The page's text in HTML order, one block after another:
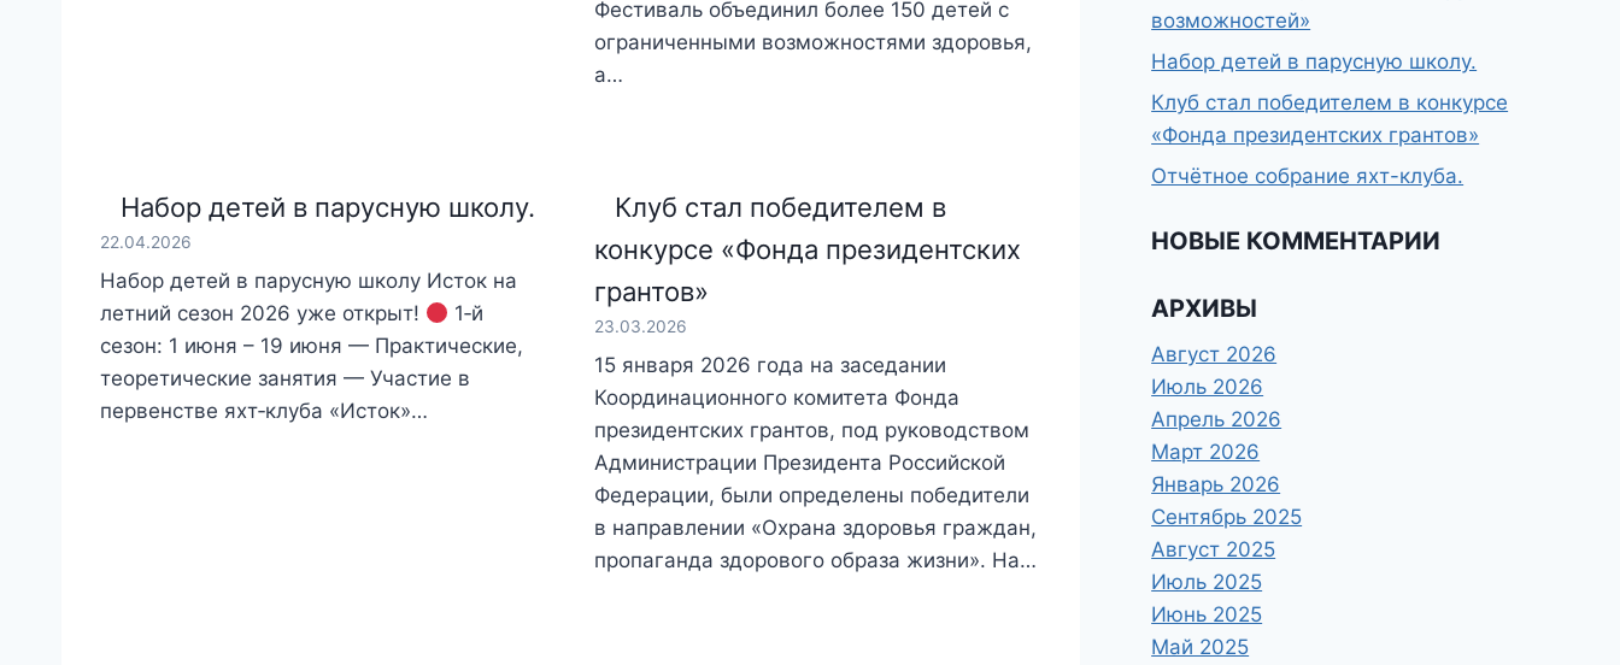
Фестиваль объединил более 150 детей с
ограниченными возможностями здоровья,
а…
Набор детей в парусную школу.
22.04.2026
Набор детей в парусную школу Исток на
летний сезон 2026 уже открыт!
1‑й
сезон: 1 июня – 19 июня — Практические,
теоретические занятия — Участие в
первенстве яхт‑клуба «Исток»…
Клуб стал победителем в
конкурсе «Фонда президентских
грантов»
23.03.2026
15 января 2026 года на заседании
Координационного комитета Фонда
президентских грантов, под руководством
Администрации Президента Российской
Федерации, были определены победители
в направлении «Охрана здоровья граждан,
пропаганда здорового образа жизни». На…
возможностей»
Набор детей в парусную школу.
Клуб стал победителем в конкурсе
«Фонда президентских грантов»
Отчётное собрание яхт-клуба.
НОВЫЕ КОММЕНТАРИИ
АРХИВЫ
Август 2026
Июль 2026
Апрель 2026
Март 2026
Январь 2026
Сентябрь 2025
Август 2025
Июль 2025
Июнь 2025
Май 2025